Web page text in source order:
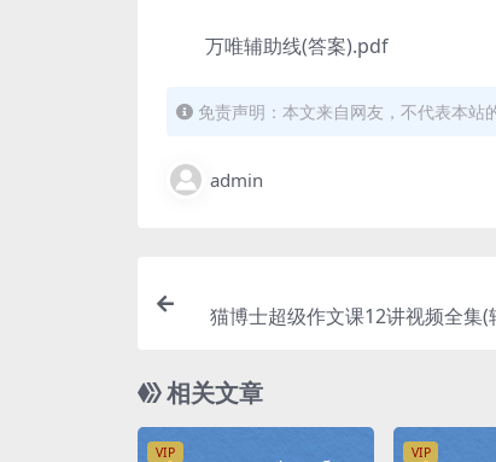
万唯辅助线(答案).pdf
免责声明：本文来自网友，不代表本站
admin
猫博士超级作文课12讲视频全集(
相关文章
VIP VIP